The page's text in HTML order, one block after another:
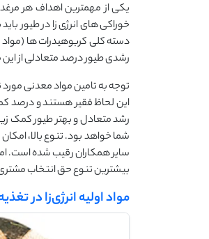
یکی از مهمترین اهداف هر
خوراکی های انرژی زا در طیور
دسته کلی کربوهیدرات ها
رشدی طیور درصد متعادلی از این
توجه به تامین مواد معدنی
این لحاظ فقیر هستند و درصد
رشد متعادل و بهتر طیور کمک
شما خواهد بود. تنوع بالا،
سایر همکاران رقیب شده است.
بیشترین تنوع حق انتخاب مشتری
مواد اولیه انرژی‌زا در